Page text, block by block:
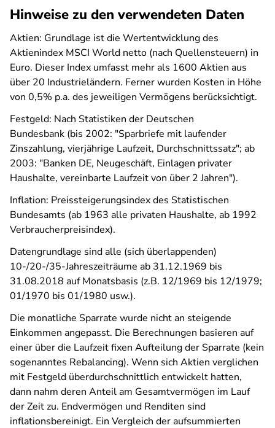
Hinweise zu den verwendeten Daten
Aktien: Grundlage ist die Wertentwicklung des
Aktienindex MSCI World netto (nach Quellensteuern) in
Euro. Dieser Index umfasst mehr als 1600 Aktien aus
über 20 Industrieländern. Ferner wurden Kosten in Höhe
von 0,5% p.a. des jeweiligen Vermögens berücksichtigt.
Festgeld: Nach Statistiken der Deutschen
Bundesbank (bis 2002: "Sparbriefe mit laufender
Zinszahlung, vierjährige Laufzeit, Durchschnittssatz"; ab
2003: "Banken DE, Neugeschäft, Einlagen privater
Haushalte, vereinbarte Laufzeit von über 2 Jahren").
Inflation: Preissteigerungsindex des Statistischen
Bundesamts (ab 1963 alle privaten Haushalte, ab 1992
Verbraucherpreisindex).
Datengrundlage sind alle (sich überlappenden)
10-/20-/35-Jahreszeiträume ab 31.12.1969 bis
31.08.2018 auf Monatsbasis (z.B. 12/1969 bis 12/1979;
01/1970 bis 01/1980 usw.).
Die monatliche Sparrate wurde nicht an steigende
Einkommen angepasst. Die Berechnungen basieren auf
einer über die Laufzeit fixen Aufteilung der Sparrate (kein
sogenanntes Rebalancing). Wenn sich Aktien verglichen
mit Festgeld überdurchschnittlich entwickelt hatten,
dann nahm deren Anteil am Gesamtvermögen im Lauf
der Zeit zu. Endvermögen und Renditen sind
inflationsbereinigt. Ein Vergleich der aufsummierten